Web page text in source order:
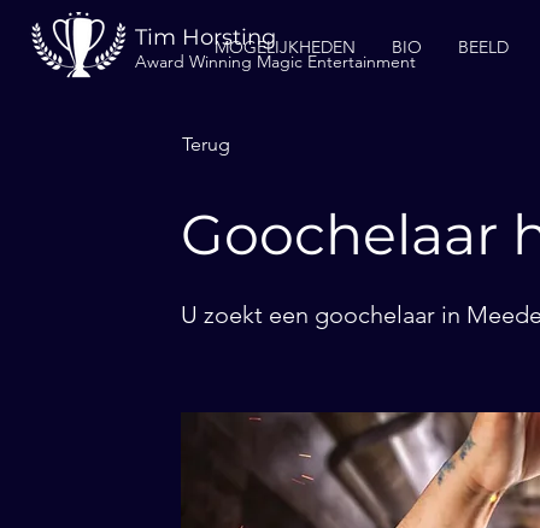
Tim Horsting
Award Winning Magic Entertainment
MOGELIJKHEDEN BIO BEELD
Terug
Goochelaar
U zoekt een goochelaar in